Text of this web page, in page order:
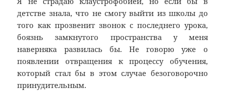
детстве знала, что не смогу выйти из школы до
того как прозвенит звонок с последнего урока,
боязнь замкнутого пространства у меня
наверняка развилась бы. Не говорю уже о
появлении отвращения к процессу обучения,
который стал бы в этом случае безоговорочно
принудительным.